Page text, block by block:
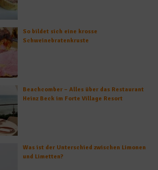
So bildet sich eine krosse
Schweinebratenkruste
Beachcomber – Alles über das Restaurant
Heinz Beck im Forte Village Resort
Was ist der Unterschied zwischen Limonen
und Limetten?